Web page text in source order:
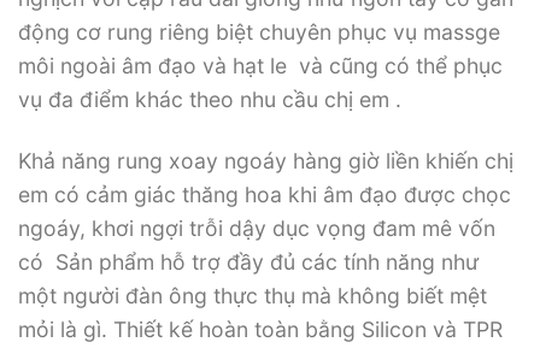
động cơ rung riêng biệt chuyên phục vụ massge
môi ngoài âm đạo và hạt le và cũng có thể phục
vụ đa điểm khác theo nhu cầu chị em .
Khả năng rung xoay ngoáy hàng giờ liền khiến chị
em có cảm giác thăng hoa khi âm đạo được chọc
ngoáy, khơi ngợi trỗi dậy dục vọng đam mê vốn
có Sản phẩm hỗ trợ đầy đủ các tính năng như
một người đàn ông thực thụ mà không biết mệt
mỏi là gì. Thiết kế hoàn toàn bằng Silicon và TPR